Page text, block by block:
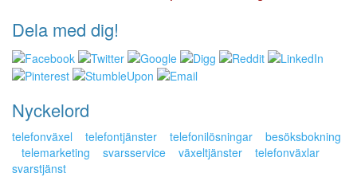
Dela med dig!
Nyckelord
telefonväxel telefontjänster telefonilösningar
besöksbokning
telemarketing
svarsservice växeltjänster
telefonväxlar
svarstjänst